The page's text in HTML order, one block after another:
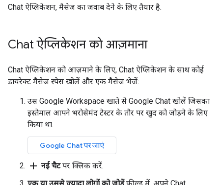
Chat ऐप्लिकेशन, मैसेज का जवाब देने के लिए तैयार है.
Chat ऐप्लिकेशन को आज़माना
Chat ऐप्लिकेशन को आज़माने के लिए, Chat ऐप्लिकेशन के साथ कोई
डायरेक्ट मैसेज स्पेस खोलें और एक मैसेज भेजें:
उस Google Workspace खाते से Google Chat खोलें जिसका
इस्तेमाल आपने भरोसेमंद टेस्टर के तौर पर खुद को जोड़ने के लिए
किया था.
Google Chat पर जाएं
add नई चैटपर क्लिक करें.
एक या उससे ज़्यादा लोगों को जोड़ेंफ़ील्ड में, अपने Chat